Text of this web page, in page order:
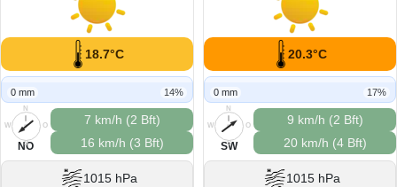
18.7°C
0 mm 14%
N
O
S
W
NO
7 km/h (2 Bft)
16 km/h (3 Bft)
1015 hPa
20.3°C
0 mm 17%
N
O
S
W
SW
9 km/h (2 Bft)
20 km/h (4 Bft)
1015 hPa